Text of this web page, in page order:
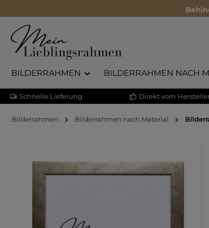
BILDERRAHMEN BILDERRAHMEN NACH
Schnelle Lieferung Direkt vom
Bilderrahmen Bilderrahmen nach Material